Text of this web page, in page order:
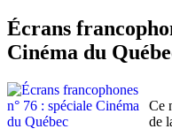
Écrans
Cinéma du
Ce
de